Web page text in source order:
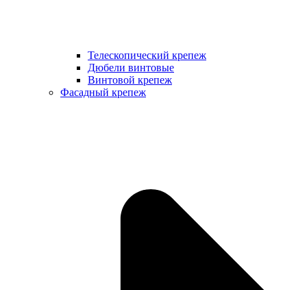
Телескопический крепеж
Дюбели винтовые
Винтовой крепеж
Фасадный крепеж